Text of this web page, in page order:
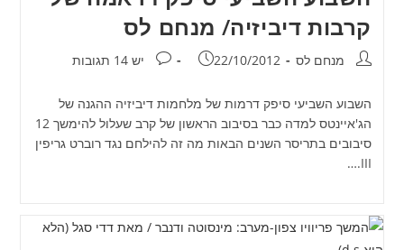
קרבות דיביזיה/ מנחם לס
מחבר:מנחם לס פורסם:
22/10/2012 תגובות:
יש 14 תגובות
השבוע השביעי סיפק דרמות של מלחמות דיביזיה ההגנה של
הג'איינטס למדה כבר בסיבוב הראשון של קרב שעלול להימשך 12
סיבובים בתריסר השנים הבאות מה זה להילחם נגד רוברט גריפין
III.…